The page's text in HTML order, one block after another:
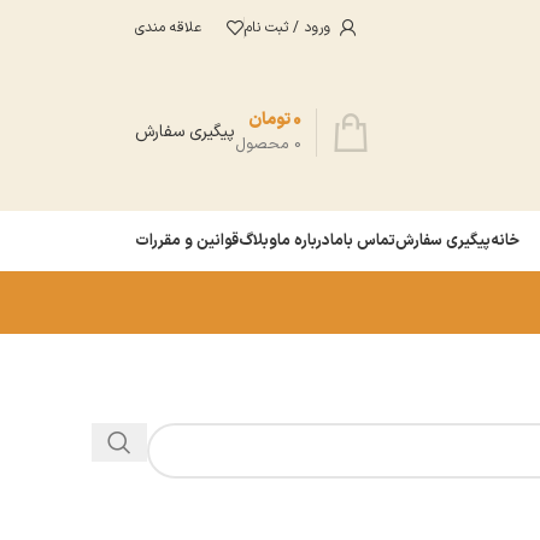
ورود / ثبت نام علاقه مندی
0 محصول
0تومان پیگیری سفارش
خانهپیگیری سفارشتماس بامادرباره ماوبلاگقوانین و مقررات